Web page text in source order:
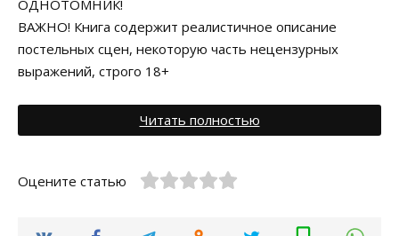
ОДНОТОМНИК!
ВАЖНО! Книга содержит реалистичное описание
постельных сцен, некоторую часть нецензурных
выражений, строго 18+
Читать полностью
Оцените статью